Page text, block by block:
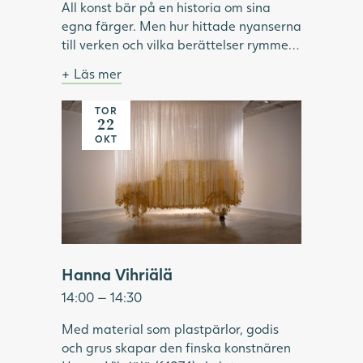
All konst bär på en historia om sina
egna färger. Men hur hittade nyanserna
till verken och vilka berättelser rymmer
målningar och skulpturer med färger
som väckt begär, burit hemligheter och
förändrat hur världen både målats och
betraktats.
Ingår i entrébiljetten. Samling i foajén.
Bild: Carl Kylberg, Hemkomsten, 1938,
Göteborgs konstmuseum.
Läs mer
Många hängande band skapar bilden av en
gul bil
TOR
22
OKT
Hanna Vihriälä
14:00 — 14:30
Med material som plastpärlor, godis
och grus skapar den finska konstnären